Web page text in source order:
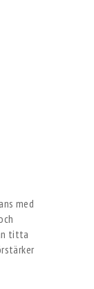
med
titta